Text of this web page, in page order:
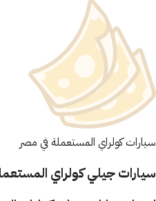
سيارات كولراي المستعملة في مصر
سيارات جيلي كولراي